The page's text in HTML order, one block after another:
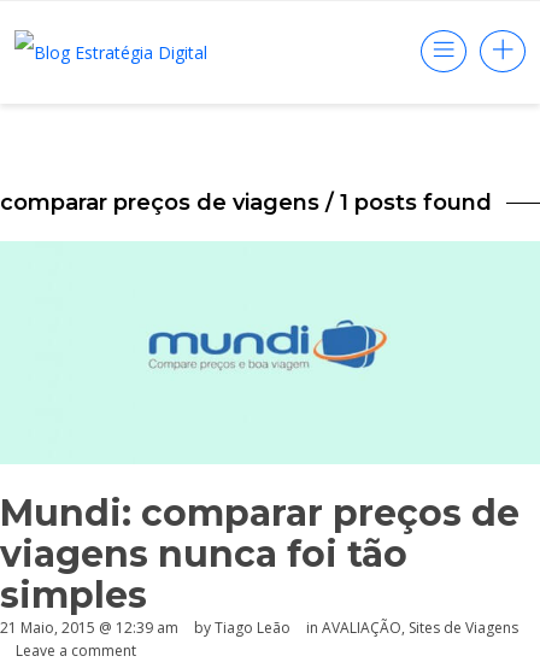
comparar preços de viagens / 1 posts found
Mundi: comparar preços de
viagens nunca foi tão
simples
21 Maio, 2015 @ 12:39 am by Tiago Leão in AVALIAÇÃO, Sites de Viagens
Leave a comment